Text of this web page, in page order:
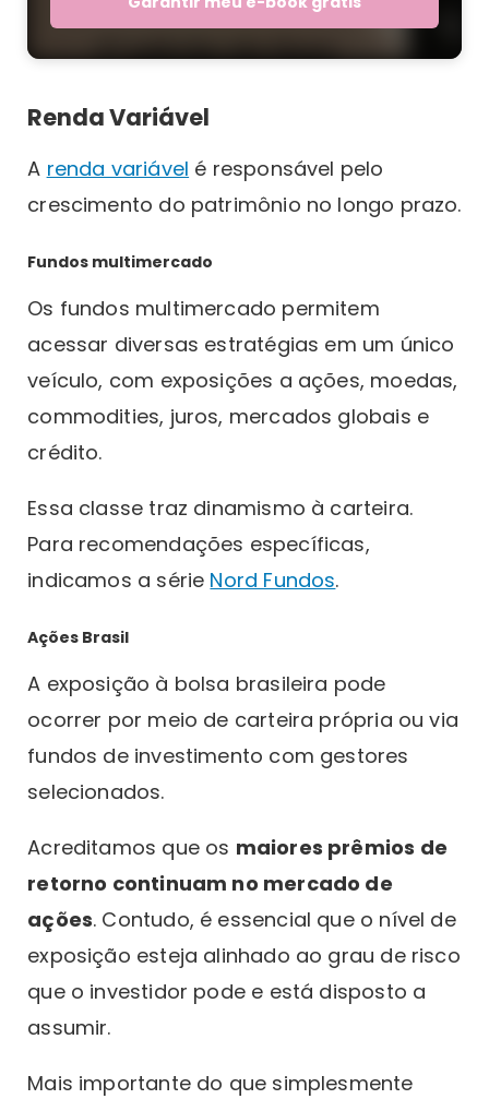
Renda Variável
A renda variável é responsável pelo
crescimento do patrimônio no longo prazo.
Fundos multimercado
Os fundos multimercado permitem
acessar diversas estratégias em um único
veículo, com exposições a ações, moedas,
commodities, juros, mercados globais e
crédito.
Essa classe traz dinamismo à carteira.
Para recomendações específicas,
indicamos a série Nord Fundos.
Ações Brasil
A exposição à bolsa brasileira pode
ocorrer por meio de carteira própria ou via
fundos de investimento com gestores
selecionados.
Acreditamos que os maiores prêmios de
retorno continuam no mercado de
ações. Contudo, é essencial que o nível de
exposição esteja alinhado ao grau de risco
que o investidor pode e está disposto a
assumir.
Mais importante do que simplesmente